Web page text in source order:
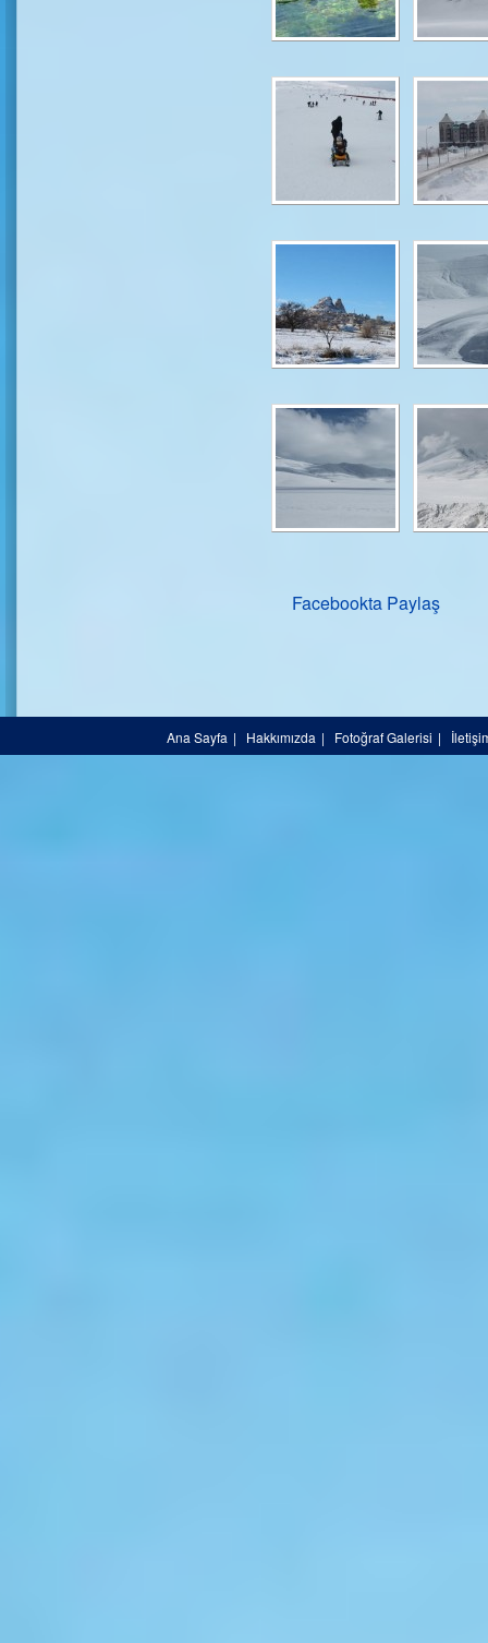
Facebookta Paylaş
Ana Sayfa | Hakkımızda | Fotoğraf Galerisi |